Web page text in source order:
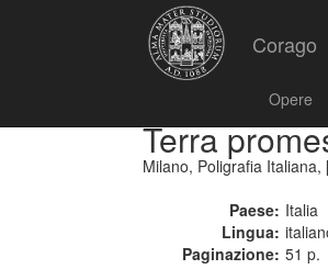
Corago
Opere
Terra
Milano, Poligrafia Italiana,
Paese: Italia
Lingua:
Paginazione: 51 p.